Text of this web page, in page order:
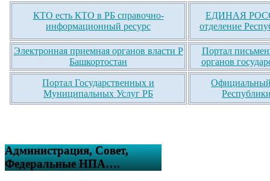
КТО есть КТО в РБ справочно-
информационный ресурс
ЕДИНАЯ
отделение
Электронная приемная органов власти Р
Башкортостан
Портал
органов
Портал Государственных и
Муниципальных Услуг РБ
Официальный
Администрация, Совет,
Федеральные НПА….